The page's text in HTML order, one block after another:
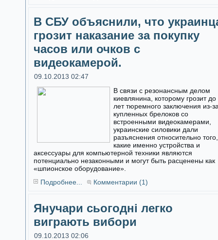
В СБУ объяснили, что
грозит наказание за покупку
часов или очков с
видеокамерой.
09.10.2013 02:47
В связи с резонансным делом
киевлянина, которому грозит до
лет тюремного заключения из-
купленных брелоков со
встроенными видеокамерами,
украинские силовики дали
разъяснения относительно того,
какие именно устройства и
аксессуары для компьютерной техники являются
потенциально незаконными и могут быть расценены как
«шпионское оборудование».
Подробнее...
Комментарии (1)
Янучари сьогодні легко
виграють вибори
09.10.2013 02:06